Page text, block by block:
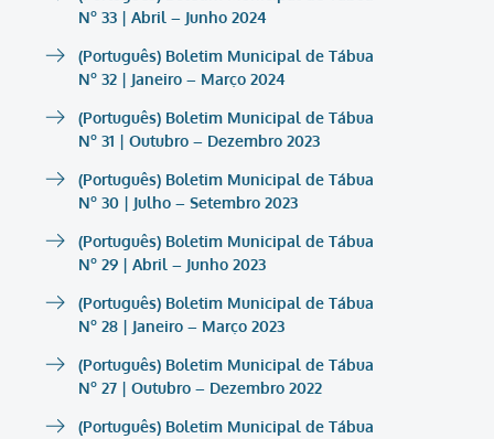
Nº 33 | Abril – Junho 2024
(Português) Boletim Municipal de Tábua
Nº 32 | Janeiro – Março 2024
(Português) Boletim Municipal de Tábua
Nº 31 | Outubro – Dezembro 2023
(Português) Boletim Municipal de Tábua
Nº 30 | Julho – Setembro 2023
(Português) Boletim Municipal de Tábua
Nº 29 | Abril – Junho 2023
(Português) Boletim Municipal de Tábua
Nº 28 | Janeiro – Março 2023
(Português) Boletim Municipal de Tábua
Nº 27 | Outubro – Dezembro 2022
(Português) Boletim Municipal de Tábua